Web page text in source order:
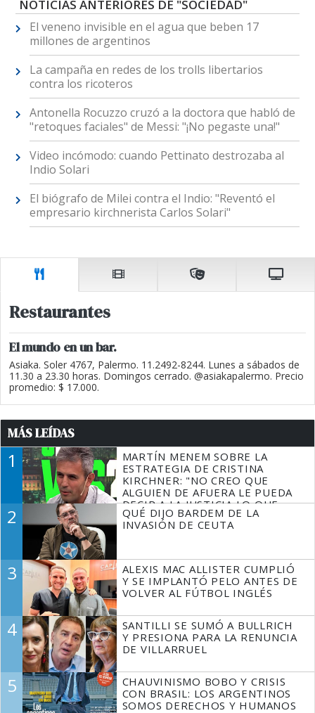
NOTICIAS ANTERIORES DE "SOCIEDAD"
El veneno invisible en el agua que beben 17
millones de argentinos
La campaña en redes de los trolls libertarios
contra los ricoteros
Antonella Rocuzzo cruzó a la doctora que habló de
"retoques faciales" de Messi: "¡No pegaste una!"
Video incómodo: cuando Pettinato destrozaba al
Indio Solari
El biógrafo de Milei contra el Indio: "Reventó el
empresario kirchnerista Carlos Solari"
Restaurantes
El mundo en un bar.
Asiaka. Soler 4767, Palermo. 11.2492-8244. Lunes a sábados de
11.30 a 23.30 horas. Domingos cerrado. @asiakapalermo. Precio
promedio: $ 17.000.
MÁS LEÍDAS
1
MARTÍN MENEM SOBRE LA
ESTRATEGIA DE CRISTINA
KIRCHNER: "NO CREO QUE
ALGUIEN DE AFUERA LE PUEDA
DECIR A LA JUSTICIA LO QUE
TIENE QUE HACER"
2
QUÉ DIJO BARDEM DE LA
INVASIÓN DE CEUTA
3
ALEXIS MAC ALLISTER CUMPLIÓ
Y SE IMPLANTÓ PELO ANTES DE
VOLVER AL FÚTBOL INGLÉS
4
SANTILLI SE SUMÓ A BULLRICH
Y PRESIONA PARA LA RENUNCIA
DE VILLARRUEL
5
CHAUVINISMO BOBO Y CRISIS
CON BRASIL: LOS ARGENTINOS
SOMOS DERECHOS Y HUMANOS